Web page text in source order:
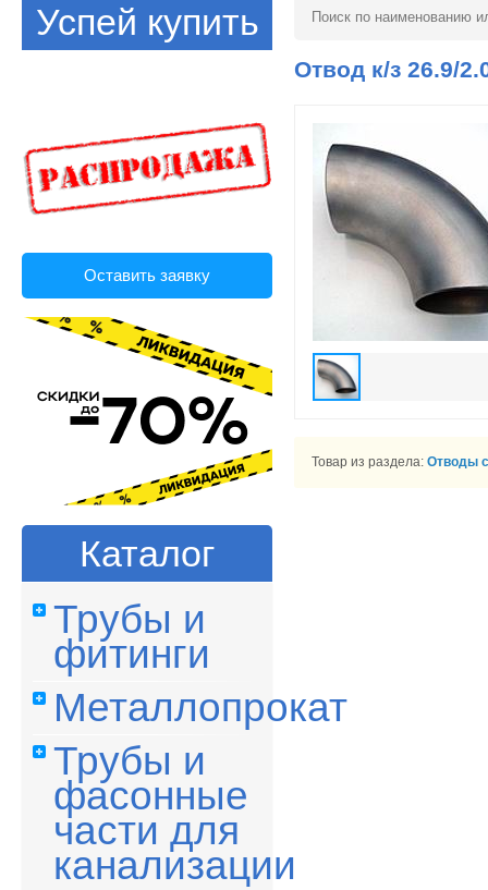
Успей купить
Оставить заявку
Каталог
Трубы и
фитинги
Металлопрокат
Трубы и
фасонные
части для
канализации
Отвод к/з 26.9/
Товар из раздела: Отводы